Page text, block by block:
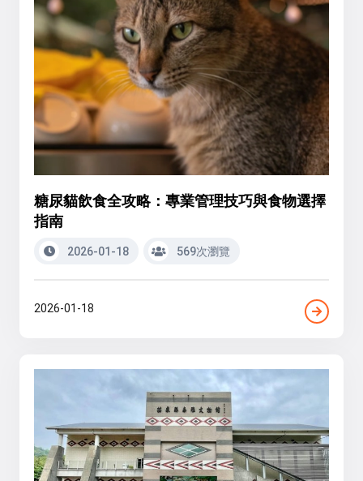
糖尿貓飲食全攻略：專業管理技巧與食物選擇
指南
2026-01-18 569次瀏覽
2026-01-18